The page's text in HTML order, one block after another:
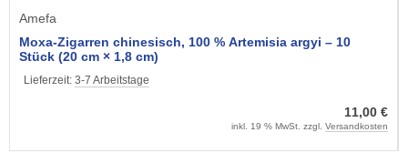
Amefa
Moxa-Zigarren chinesisch, 100 % Artemisia argyi – 10
Stück (20 cm × 1,8 cm)
Lieferzeit: 3-7 Arbeitstage
11,00 €
inkl. 19 % MwSt. zzgl. Versandkosten